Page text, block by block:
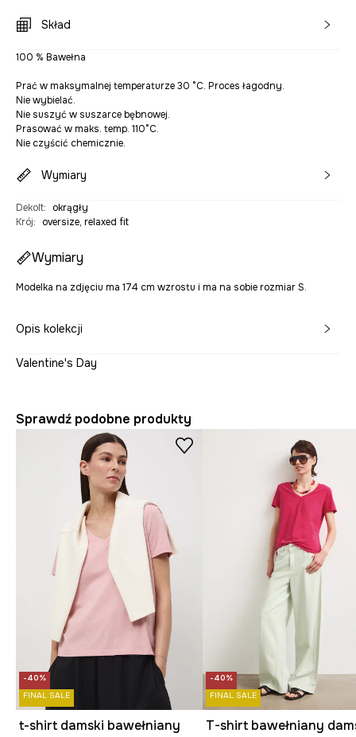
Skład
100 % Bawełna
Prać w maksymalnej temperaturze 30 °C. Proces łagodny.
Nie wybielać.
Nie suszyć w suszarce bębnowej.
Prasować w maks. temp. 110°C.
Nie czyścić chemicznie.
Wymiary
Dekolt:
okrągły
Krój: oversize, relaxed fit
Wymiary
Modelka na zdjęciu ma 174 cm wzrostu i ma na sobie rozmiar S.
Opis kolekcji
Valentine's Day
Sprawdź podobne produkty
-40%
FINAL SALE
t-shirt damski bawełniany
-40%
FINAL SALE